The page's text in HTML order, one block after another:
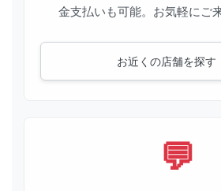
金支払いも可能。お気軽にご
お近くの店舗を探す